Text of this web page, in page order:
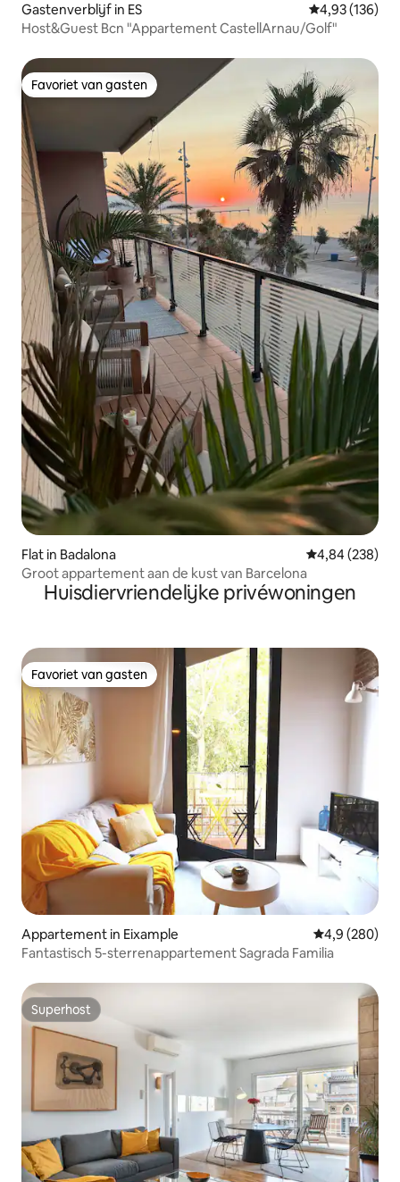
Gastenverblijf in ES Gemiddelde
4,93 (136)
Host&Guest Bcn "Appartement CastellArnau/Golf"
Favoriet van gasten
Favoriet van gasten
Flat in Badalona Gemiddelde
4,84 (238)
Groot appartement aan de kust van Barcelona
Huisdiervriendelijke privéwoningen
Favoriet van gasten
Favoriet van gasten
Appartement in Eixample Gemiddelde
4,9 (280)
Fantastisch 5-sterrenappartement Sagrada Familia
Superhost
Superhost